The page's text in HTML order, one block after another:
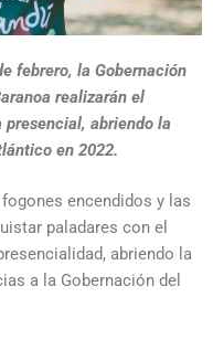
febrero, la Gobernación
realizarán el
presencial, abriendo la
en 2022.
encendidos y las
paladares con el
abriendo la
a la Gobernación del